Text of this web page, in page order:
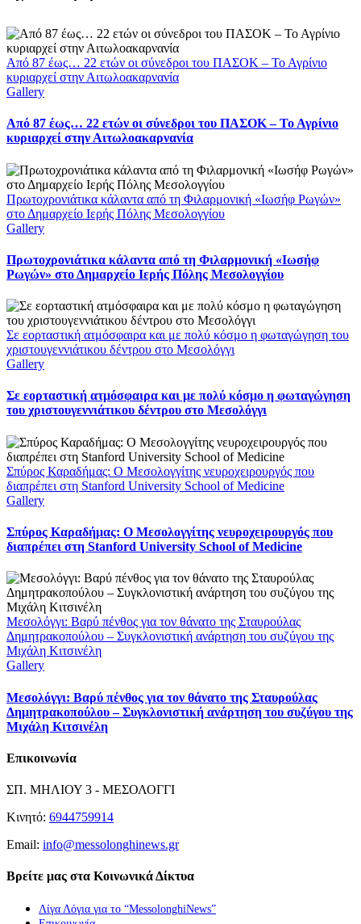
Από 87 έως… 22 ετών οι σύνεδροι του ΠΑΣΟΚ – Το Αγρίνιο
κυριαρχεί στην Αιτωλοακαρνανία
Gallery
Από 87 έως… 22 ετών οι σύνεδροι του ΠΑΣΟΚ – Το Αγρίνιο
κυριαρχεί στην Αιτωλοακαρνανία
Πρωτοχρονιάτικα κάλαντα από τη Φιλαρμονική «Ιωσήφ Ρωγών»
στο Δημαρχείο Ιερής Πόλης Μεσολογγίου
Gallery
Πρωτοχρονιάτικα κάλαντα από τη Φιλαρμονική «Ιωσήφ
Ρωγών» στο Δημαρχείο Ιερής Πόλης Μεσολογγίου
Σε εορταστική ατμόσφαιρα και με πολύ κόσμο η φωταγώγηση του
χριστουγεννιάτικου δέντρου στο Μεσολόγγι
Gallery
Σε εορταστική ατμόσφαιρα και με πολύ κόσμο η φωταγώγηση
του χριστουγεννιάτικου δέντρου στο Μεσολόγγι
Σπύρος Καραδήμας: Ο Μεσολογγίτης νευροχειρουργός που
διαπρέπει στη Stanford University School of Medicine
Gallery
Σπύρος Καραδήμας: Ο Μεσολογγίτης νευροχειρουργός που
διαπρέπει στη Stanford University School of Medicine
Μεσολόγγι: Βαρύ πένθος για τον θάνατο της Σταυρούλας
Δημητρακοπούλου – Συγκλονιστική ανάρτηση του συζύγου της
Μιχάλη Κιτσινέλη
Gallery
Μεσολόγγι: Βαρύ πένθος για τον θάνατο της Σταυρούλας
Δημητρακοπούλου – Συγκλονιστική ανάρτηση του συζύγου της
Μιχάλη Κιτσινέλη
Επικοινωνία
ΣΠ. ΜΗΛΙΟΥ 3 - ΜΕΣΟΛΟΓΓΙ
Κινητό: 6944759914
Email: info@messolonghinews.gr
Βρείτε μας στα Κοινωνικά Δίκτυα
Λίγα Λόγια για το “MessolonghiNews”